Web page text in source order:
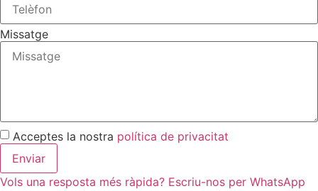
Missatge
Acceptes la nostra política de privacitat
Enviar
Vols una resposta més ràpida? Escriu-nos per WhatsApp